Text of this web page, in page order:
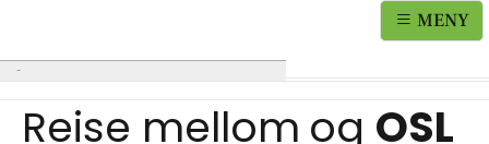
MENY
Reise mellom og OSL